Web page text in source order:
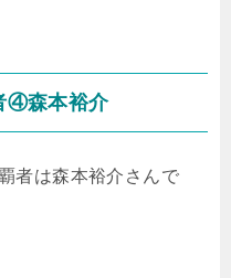
④森本裕介
者は森本裕介さんで